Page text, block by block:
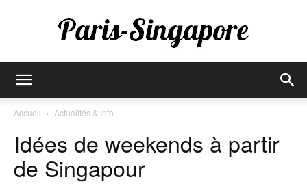
Singapore
Accueil Actualités & Info
Idées de weekends à partir
de Singapour